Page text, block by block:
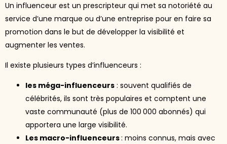
Un influenceur est un prescripteur qui met sa notoriété au
service d’une marque ou d’une entreprise pour en faire sa
promotion dans le but de développer la visibilité et
augmenter les ventes.
Il existe plusieurs types d’influenceurs :
les méga-influenceurs : souvent qualifiés de
célébrités, ils sont très populaires et comptent une
vaste communauté (plus de 100 000 abonnés) qui
apportera une large visibilité.
Les macro-influenceurs: moins connus, mais avec